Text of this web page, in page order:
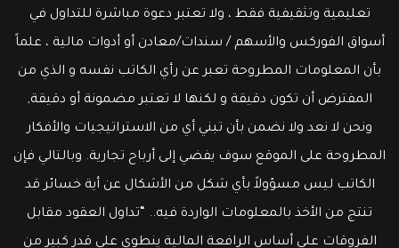
تعليمية وتثقيفية فقط ، ولا تعتبر دعوة مباشرة للتداول في
أسواق الفوركس والأسهم / سندات/معادن أو أدوات مالية ، علماً
بأن المعلومات المطروحة تعبر عن رأي الكاتب نفسه و الذي من
المفترض أن تكون دقيقة و لكنها لا تعتبر مضمونة أو دقيقة,
ونحن لا نعد ولا نضمن بأن تبني أي من الاستراتيجيات والأفكار
المطروحة على الموقع سوف يفضي إلى أرباح تجارية. وبالتالي فإن
الكاتب ليس مسؤولاً بأي شكل من الأشكال عن أية خسائر قد
تنتج من الأخذ بالمعلومات الواردة فيه.. “تداول العقود مقابل
الفروقات على أساس الرافعة المالية ينطوي على قدر كبير من